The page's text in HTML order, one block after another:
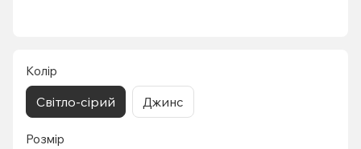
Колір
Світло-сірий Джинс
Розмір